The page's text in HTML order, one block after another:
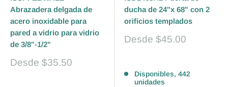
Abrazadera delgada de
acero inoxidable para
pared a vidrio para vidrio
de 3/8"-1/2"
Precio
Desde $35.50
ducha de 24"x 68" con 2
orificios templados
Precio
Desde $45.00
Disponibles, 442
unidades